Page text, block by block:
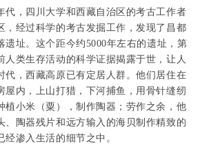
代，四川大学和西藏自治区的考古工作者
，经过科学的考古发掘工作，发现了昌都
遗址。这个距今约5000年左右的遗址，第
人类生存活动的科学证据揭露于世，让人
代，西藏高原已有定居人群。他们居住在
屋内，上山打猎，下河捕鱼，用骨针缝纫
植小米（粟），制作陶器；劳作之余，他
、陶器残片和远方输入的海贝制作精致的
渗入生活的细节之中。